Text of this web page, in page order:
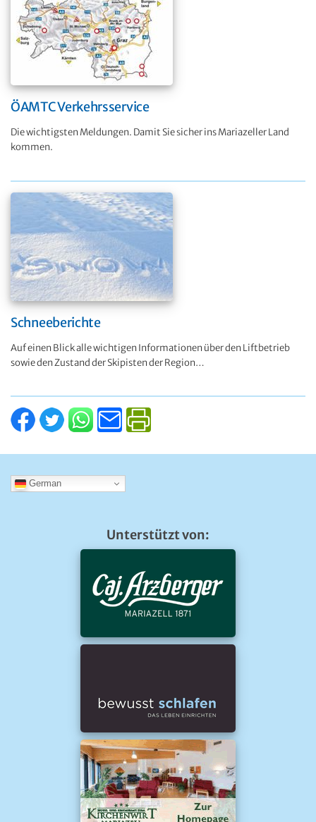
ÖAMTC Verkehrsservice
Die wichtigsten Meldungen. Damit Sie sicher ins Mariazeller Land
kommen.
Schneeberichte
Auf einen Blick alle wichtigen Informationen über den Liftbetrieb
sowie den Zustand der Skipisten der Region…
German
Unterstützt von: